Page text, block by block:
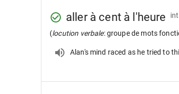
aller à cent à l'heure
(locution verbale: groupe de mots
Alan's mind raced as he tried to